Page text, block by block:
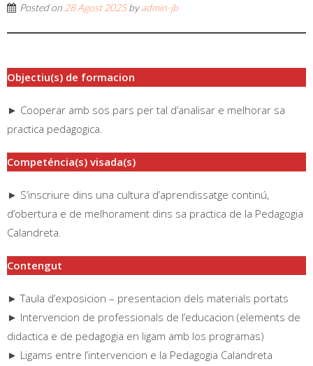
Posted on 28 Agost 2025byadmin-jb
Objectiu(s) de formacion
► Cooperar amb sos pars per tal d’analisar e melhorar sa
practica pedagogica.
Competéncia(s) visada(s)
► S’inscriure dins una cultura d’aprendissatge continú,
d’obertura e de melhorament dins sa practica de la Pedagogia
Calandreta.
Contengut
► Taula d’exposicion – presentacion dels materials portats
► Intervencion de professionals de l’educacion (elements de
didactica e de pedagogia en ligam amb los programas)
► Ligams entre l’intervencion e la Pedagogia Calandreta